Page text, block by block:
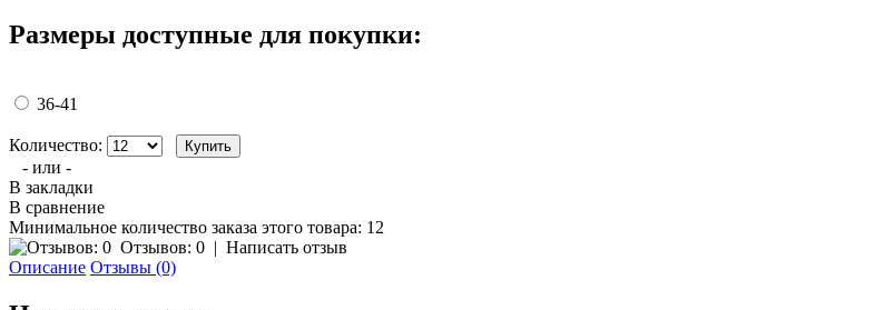
Размеры доступные для покупки:
36-41
Количество:
- или -
В закладки
В сравнение
Минимальное количество заказа этого товара: 12
Отзывов: 0 | Написать отзыв
Описание Отзывы (0)